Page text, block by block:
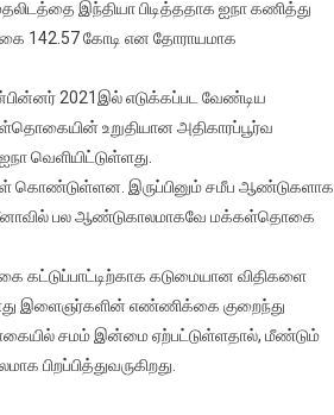
இந்தியா பிடித்ததாக ஐநா கணித்து
142.57 கோடி என தோராயமாக
2021இல் எடுக்கப்பட வேண்டிய
உறுதியான அதிகாரப்பூர்வ
வெளியிட்டுள்ளது.
கொண்டுள்ளன. இருப்பினும் சமீப ஆண்டுகளாக
சீனாவில் பல ஆண்டுகாலமாகவே மக்கள்தொகை
கடுமையான விதிகளை
இளைஞர்களின் எண்ணிக்கை குறைந்து
சமம் இன்மை ஏற்பட்டுள்ளதால், மீண்டும்
பிறப்பித்துவருகிறது.